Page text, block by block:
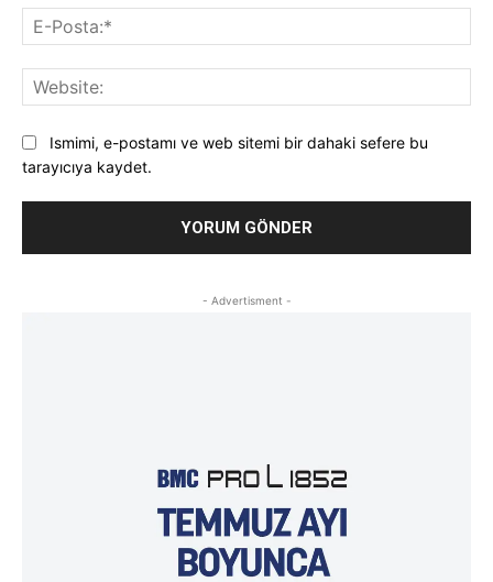
Ismimi, e-postamı ve web sitemi bir dahaki sefere bu
tarayıcıya kaydet.
- Advertisment -